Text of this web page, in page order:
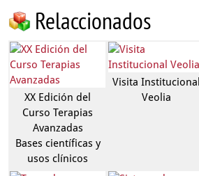
Relaccionados
XX Edición del
Curso Terapias
Avanzadas
Bases científicas y
usos clínicos
Visita Institucional
Veolia